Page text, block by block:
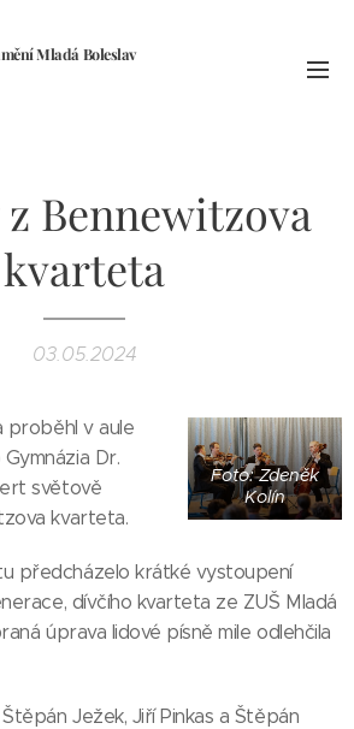
Mladá Boleslav
Bennewitzova
kvarteta
03.05.2024
Foto: Zdeněk
Kolín
proběhl v aule
Dr.
světově
kvarteta.
předcházelo krátké vystoupení
dívčího kvarteta ze ZUŠ Mladá
úprava lidové písně mile odlehčila
Ježek, Jiří Pinkas a Štěpán